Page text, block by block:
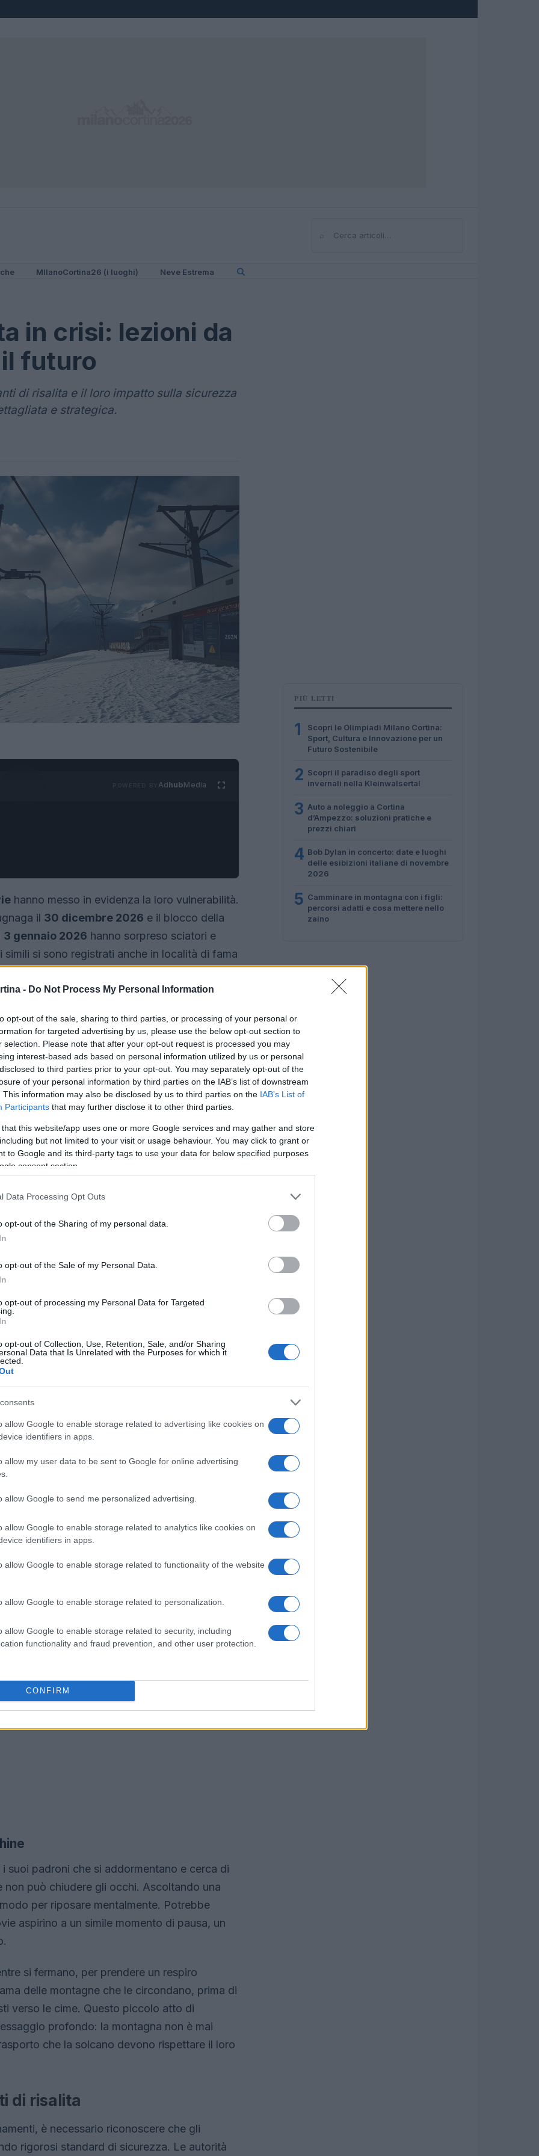
- Do Not Process My Personal Information
opt-out of the sale, sharing to third parties, or processing of your personal or
for targeted advertising by us, please use the below opt-out section to
selection. Please note that after your opt-out request is processed you may
interest-based ads based on personal information utilized by us or personal
to third parties prior to your opt-out. You may separately opt-out of the
of your personal information by third parties on the IAB’s list of downstream
This information may also be disclosed by us to third parties on the IAB’s List of
Participants that may further disclose it to other third parties.
that this website/app uses one or more Google services and may gather and store
but not limited to your visit or usage behaviour. You may click to grant or
to Google and its third-party tags to use your data for below specified purposes
consent section.
Data Processing Opt Outs
opt-out of the Sharing of my personal data.
opt-out of the Sale of my Personal Data.
opt-out of processing my Personal Data for Targeted
opt-out of Collection, Use, Retention, Sale, and/or Sharing
Data that Is Unrelated with the Purposes for which it
allow Google to enable storage related to advertising like cookies on
identifiers in apps.
allow my user data to be sent to Google for online advertising
allow Google to send me personalized advertising.
allow Google to enable storage related to analytics like cookies on
identifiers in apps.
allow Google to enable storage related to functionality of the website
allow Google to enable storage related to personalization.
allow Google to enable storage related to security, including
functionality and fraud prevention, and other user protection.
CONFIRM
⌕Cerca
MIlanoCortina26 (i luoghi) Neve Estrema
in crisi: lezioni da
futuro
di risalita e il loro impatto sulla sicurezza
e strategica.
AdhubMedia
hanno messo in evidenza la loro vulnerabilità.
il 30 dicembre 2026 e il blocco della
3 gennaio 2026 hanno sorpreso sciatori e
si sono registrati anche in località di fama
un clima di preoccupazione tra i
ricordare che il trasporto su fune è
trasporto di persone. I dati mostrano che il
rispetto a quello di treni, autobus e
registrano notizie di incidenti stradali e dei
un aspetto quasipoetico. I
trefoli,
le vette innevate. Non si tratta di una
pausa, un invito a riflettere sulla fatica che
dominano le stazioni sciistiche possono
quelli del XVII secolo, che, una volta attivati,
Questi impianti, stanchi di operare
momento di riposo, proprio come il robot
esprimeva il desiderio di concedersi un
suoi padroni che si addormentano e cerca di
può chiudere gli occhi. Ascoltando una
per riposare mentalmente. Potrebbe
aspirino a un simile momento di pausa, un
si fermano, per prendere un respiro
delle montagne che le circondano, prima di
verso le cime. Questo piccolo atto di
profondo: la montagna non è mai
che la solcano devono rispettare il loro
di risalita
è necessario riconoscere che gli
rigorosi standard di sicurezza. Le autorità
PIÙ LETTI
1
Scopri le Olimpiadi Milano Cortina:
Sport, Cultura e Innovazione per un
Futuro Sostenibile
2 Scopri il paradiso degli sport
invernali nella Kleinwalsertal
3 Auto a noleggio a Cortina
d’Ampezzo: soluzioni pratiche e
prezzi chiari
4 Bob Dylan in concerto: date e luoghi
delle esibizioni italiane di novembre
2026
5 Camminare in montagna con i figli:
percorsi adatti e cosa mettere nello
zaino